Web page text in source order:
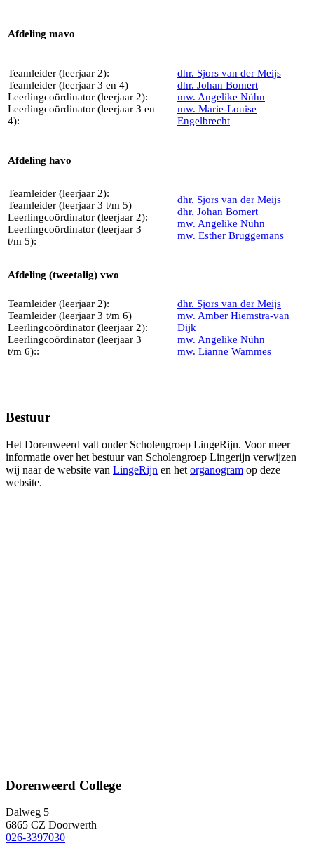
Afdeling mavo
Teamleider (leerjaar 2):
Teamleider (leerjaar 3 en 4)
Leerlingcoördinator (leerjaar 2):
Leerlingcoördinator (leerjaar 3 en
4):
dhr. Sjors van der Meijs
dhr. Johan Bomert
mw. Angelike Nühn
mw. Marie-Louise
Engelbrecht
Afdeling havo
Teamleider (leerjaar 2):
Teamleider (leerjaar 3 t/m 5)
Leerlingcoördinator (leerjaar 2):
Leerlingcoördinator (leerjaar 3
t/m 5):
dhr. Sjors van der Meijs
dhr. Johan Bomert
mw. Angelike Nühn
mw. Esther Bruggemans
Afdeling (tweetalig) vwo
Teamleider (leerjaar 2):
Teamleider (leerjaar 3 t/m 6)
Leerlingcoördinator (leerjaar 2):
Leerlingcoördinator (leerjaar 3
t/m 6)::
dhr. Sjors van der Meijs
mw. Amber Hiemstra-van
Dijk
mw. Angelike Nühn
mw. Lianne Wammes
Bestuur
Het Dorenweerd valt onder Scholengroep LingeRijn. Voor meer
informatie over het bestuur van Scholengroep Lingerijn verwijzen
wij naar de website van LingeRijn en het organogram op deze
website.
Dorenweerd College
Dalweg 5
6865 CZ Doorwerth
026-3397030